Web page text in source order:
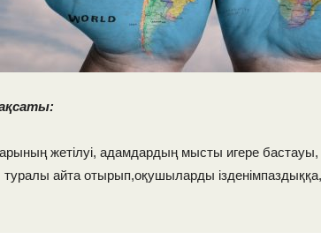
жетілуі, адамдардың мысты игере бастауы,
туралы айта отырып,оқушыларды